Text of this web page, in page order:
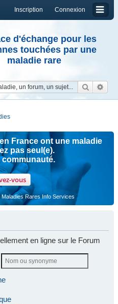
Connexion
Inscription
d'échange pour les
touchées par une
maladie rare
France ont une maladie
pas seul(e).
communauté.
vous
Rares Info Services
en ligne sur le Forum